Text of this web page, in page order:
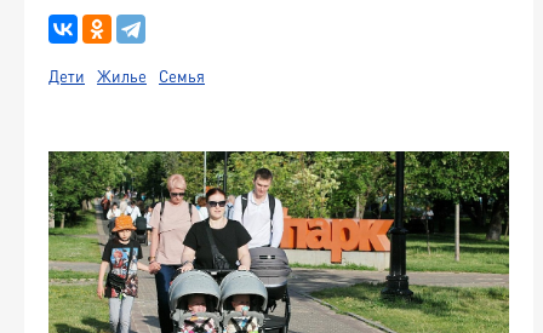
Дети Жилье Семья